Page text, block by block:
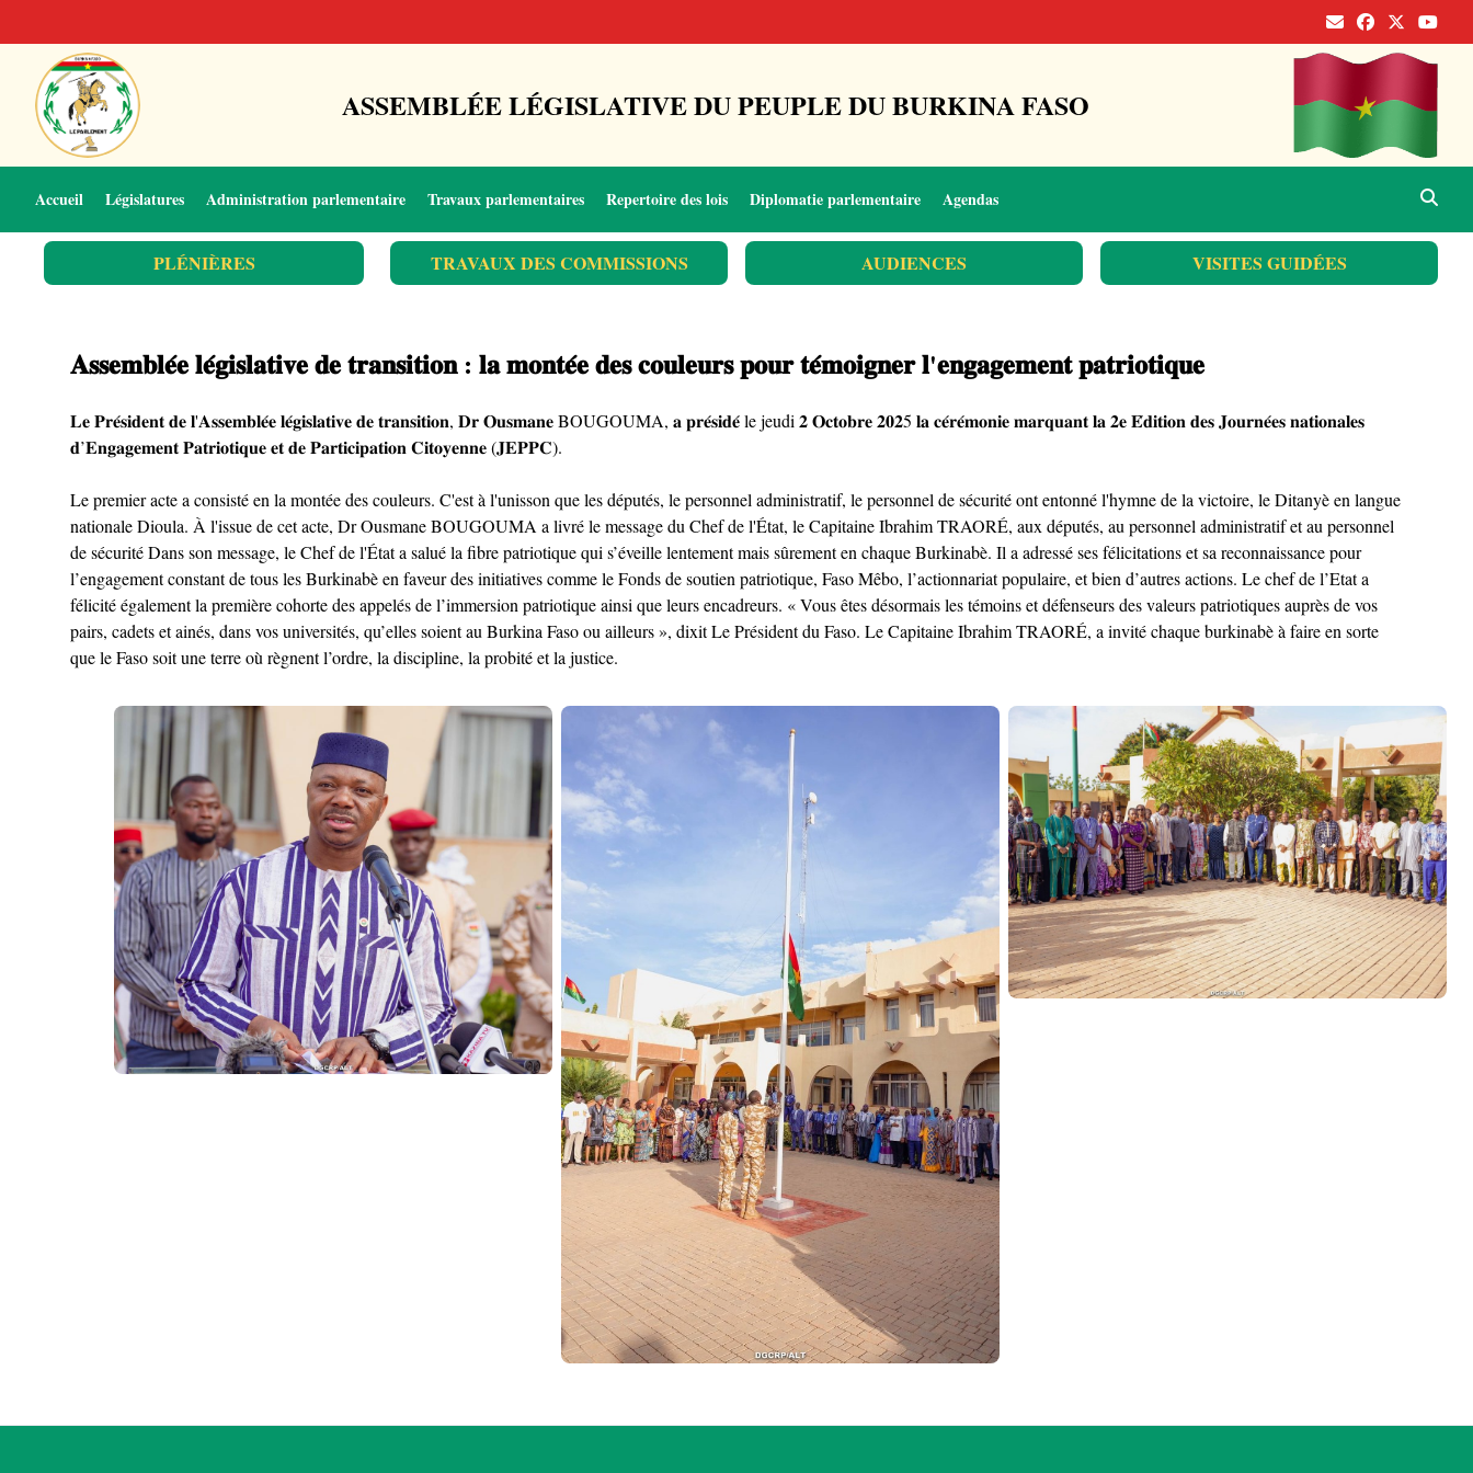
ASSEMBLÉE LÉGISLATIVE DU PEUPLE DU BURKINA FASO
Accueil Législatures Administration parlementaire Travaux parlementaires Repertoire des lois Diplomatie parlementaire Agendas
PLÉNIÈRES TRAVAUX DES COMMISSIONS AUDIENCES VISITES GUIDÉES
𝐀𝐬𝐬𝐞𝐦𝐛𝐥𝐞́𝐞 𝐥𝐞́𝐠𝐢𝐬𝐥𝐚𝐭𝐢𝐯𝐞 𝐝𝐞 𝐭𝐫𝐚𝐧𝐬𝐢𝐭𝐢𝐨𝐧 : 𝐥𝐚 𝐦𝐨𝐧𝐭𝐞́𝐞 𝐝𝐞𝐬 𝐜𝐨𝐮𝐥𝐞𝐮𝐫𝐬 𝐩𝐨𝐮𝐫 𝐭𝐞́𝐦𝐨𝐢𝐠𝐧𝐞𝐫 𝐥'𝐞𝐧𝐠𝐚𝐠𝐞𝐦𝐞𝐧𝐭 𝐩𝐚𝐭𝐫𝐢𝐨𝐭𝐢𝐪𝐮𝐞
𝐋𝐞 𝐏𝐫𝐞́𝐬𝐢𝐝𝐞𝐧𝐭 𝐝𝐞 𝐥'𝐀𝐬𝐬𝐞𝐦𝐛𝐥𝐞́𝐞 𝐥𝐞́𝐠𝐢𝐬𝐥𝐚𝐭𝐢𝐯𝐞 𝐝𝐞 𝐭𝐫𝐚𝐧𝐬𝐢𝐭𝐢𝐨𝐧, 𝐃𝐫 𝐎𝐮𝐬𝐦𝐚𝐧𝐞 BOUGOUMA, 𝐚 𝐩𝐫𝐞́𝐬𝐢𝐝𝐞́ le jeudi 𝟐 𝐎𝐜𝐭𝐨𝐛𝐫𝐞 𝟐𝟎𝟐5 𝐥𝐚 𝐜𝐞́𝐫𝐞́𝐦𝐨𝐧𝐢𝐞 𝐦𝐚𝐫𝐪𝐮𝐚𝐧𝐭 𝐥𝐚 𝟐𝐞 𝐄́𝐝𝐢𝐭𝐢𝐨𝐧 𝐝𝐞𝐬 𝐉𝐨𝐮𝐫𝐧𝐞́𝐞𝐬 𝐧𝐚𝐭𝐢𝐨𝐧𝐚𝐥𝐞𝐬
𝐝’𝐄𝐧𝐠𝐚𝐠𝐞𝐦𝐞𝐧𝐭 𝐏𝐚𝐭𝐫𝐢𝐨𝐭𝐢𝐪𝐮𝐞 𝐞𝐭 𝐝𝐞 𝐏𝐚𝐫𝐭𝐢𝐜𝐢𝐩𝐚𝐭𝐢𝐨𝐧 𝐂𝐢𝐭𝐨𝐲𝐞𝐧𝐧𝐞 (𝐉𝐄𝐏𝐏𝐂).
Le premier acte a consisté en la montée des couleurs. C'est à l'unisson que les députés, le personnel administratif, le personnel de sécurité ont entonné l'hymne de la victoire, le Ditanyè en langue
nationale Dioula. À l'issue de cet acte, Dr Ousmane BOUGOUMA a livré le message du Chef de l'État, le Capitaine Ibrahim TRAORÉ, aux députés, au personnel administratif et au personnel
de sécurité Dans son message, le Chef de l'État a salué la fibre patriotique qui s’éveille lentement mais sûrement en chaque Burkinabè. Il a adressé ses félicitations et sa reconnaissance pour
l’engagement constant de tous les Burkinabè en faveur des initiatives comme le Fonds de soutien patriotique, Faso Mêbo, l’actionnariat populaire, et bien d’autres actions. Le chef de l’Etat a
félicité également la première cohorte des appelés de l’immersion patriotique ainsi que leurs encadreurs. « Vous êtes désormais les témoins et défenseurs des valeurs patriotiques auprès de vos
pairs, cadets et ainés, dans vos universités, qu’elles soient au Burkina Faso ou ailleurs », dixit Le Président du Faso. Le Capitaine Ibrahim TRAORÉ, a invité chaque burkinabè à faire en sorte
que le Faso soit une terre où règnent l’ordre, la discipline, la probité et la justice.